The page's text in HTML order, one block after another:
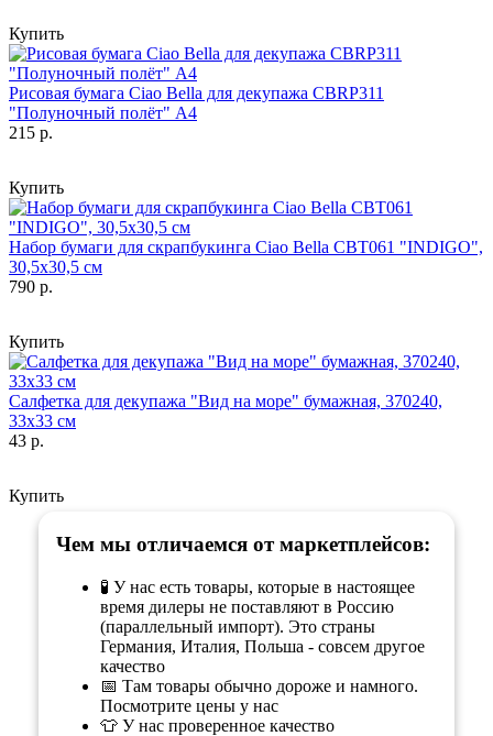
Купить
Рисовая бумага Ciao Bella для декупажа CBRP311
"Полуночный полёт" А4
215 р.
Купить
Набор бумаги для скрапбукинга Ciao Bella CBT061 "INDIGO",
30,5х30,5 см
790 р.
Купить
Салфетка для декупажа "Вид на море" бумажная, 370240,
33х33 см
43 р.
Купить
Чем мы отличаемся от маркетплейсов:
🧪 У нас есть товары, которые в настоящее
время дилеры не поставляют в Россию
(параллельный импорт). Это страны
Германия, Италия, Польша - совсем другое
качество
📅 Там товары обычно дороже и намного.
Посмотрите цены у нас
👕 У нас проверенное качество